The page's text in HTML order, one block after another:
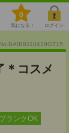
0
気になる！ ログイン
No.BAIB8110419GT15
＊コスメ
ブランクOK